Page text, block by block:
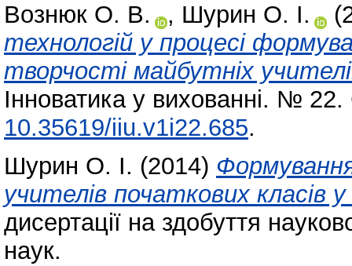
Вознюк О. В. , Шурин О. І.
технологій у процесі
творчості майбутніх
Інноватика у вихованні. №
10.35619/iiu.v1i22.685.
Шурин О. І. (2014)
учителів початкових класів
дисертації на здобуття
наук.